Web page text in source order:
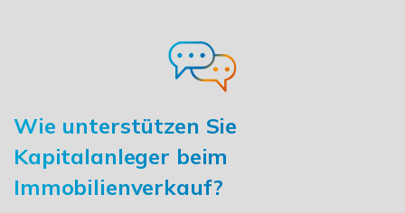
Wie unterstützen Sie
Kapitalanleger beim
Immobilienverkauf?